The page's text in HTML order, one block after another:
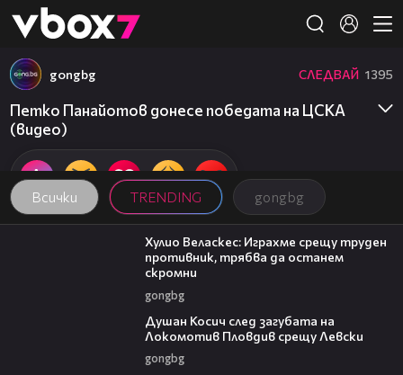
👾
Всички TRENDING gongbg
gongbg СЛЕДВАЙ 1395
Петко Панайотов донесе победата на ЦСКА
(видео)
07:38
Хулио Веласкес: Играхме срещу труден
противник, трябва да останем
скромни
gongbg
Душан Косич след загубата на
Локомотив Пловдив срещу Левски
gongbg